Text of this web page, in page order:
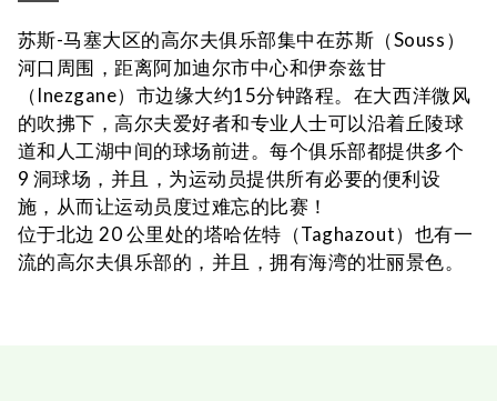
苏斯-马塞大区的高尔夫俱乐部集中在苏斯（Souss）
河口周围，距离阿加迪尔市中心和伊奈兹甘
（Inezgane）市边缘大约15分钟路程。在大西洋微风
的吹拂下，高尔夫爱好者和专业人士可以沿着丘陵球
道和人工湖中间的球场前进。每个俱乐部都提供多个
9 洞球场，并且，为运动员提供所有必要的便利设
施，从而让运动员度过难忘的比赛！
位于北边 20 公里处的塔哈佐特（Taghazout）也有一
流的高尔夫俱乐部的，并且，拥有海湾的壮丽景色。